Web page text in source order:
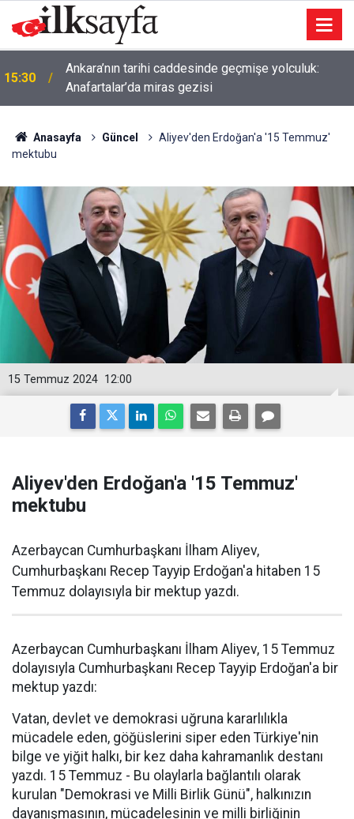
15:13
10 Yaşındaki Zehra’nın uzay hayali Ankara’da
gerçeğe dönüştü
Anasayfa Güncel
Aliyev'den Erdoğan'a '15 Temmuz'
mektubu
12:00
15 Temmuz 2024
Aliyev'den Erdoğan'a '15 Temmuz'
mektubu
Azerbaycan Cumhurbaşkanı İlham Aliyev,
Cumhurbaşkanı Recep Tayyip Erdoğan'a hitaben 15
Temmuz dolayısıyla bir mektup yazdı.
Azerbaycan Cumhurbaşkanı İlham Aliyev, 15 Temmuz
dolayısıyla Cumhurbaşkanı Recep Tayyip Erdoğan'a bir
mektup yazdı:
Vatan, devlet ve demokrasi uğruna kararlılıkla
mücadele eden, göğüslerini siper eden Türkiye'nin
bilge ve yiğit halkı, bir kez daha kahramanlık destanı
yazdı. 15 Temmuz - Bu olaylarla bağlantılı olarak
kurulan "Demokrasi ve Milli Birlik Günü", halkınızın
dayanışmasının, mücadelesinin ve milli birliğinin